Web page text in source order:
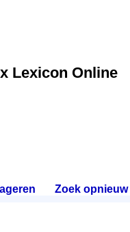
Lexicon Online
Zoek opnieuw.